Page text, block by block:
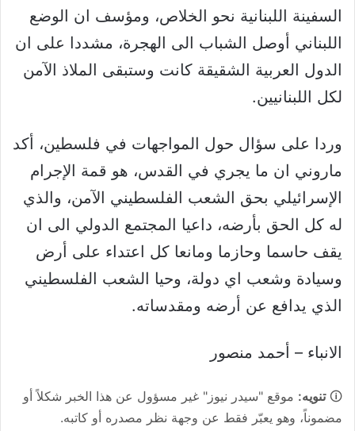
السفينة اللبنانية نحو الخلاص، ومؤسف ان الوضع
اللبناني أوصل الشباب الى الهجرة، مشددا على ان
الدول العربية الشقيقة كانت وستبقى الملاذ الآمن
لكل اللبنانيين.
وردا على سؤال حول المواجهات في فلسطين، أكد
ماروني ان ما يجري في القدس، هو قمة الإجرام
الإسرائيلي بحق الشعب الفلسطيني الآمن، والذي
له كل الحق بأرضه، داعيا المجتمع الدولي الى ان
يقف حاسما وحازما ومانعا كل اعتداء على أرض
وسيادة وشعب اي دولة، وحيا الشعب الفلسطيني
الذي يدافع عن أرضه ومقدساته.
الانباء – أحمد منصور
🛈تنويه: موقع "سيدر نيوز" غير مسؤول عن هذا الخبر شكلاً أو
مضموناً، وهو يعبّر فقط عن وجهة نظر مصدره أو كاتبه.